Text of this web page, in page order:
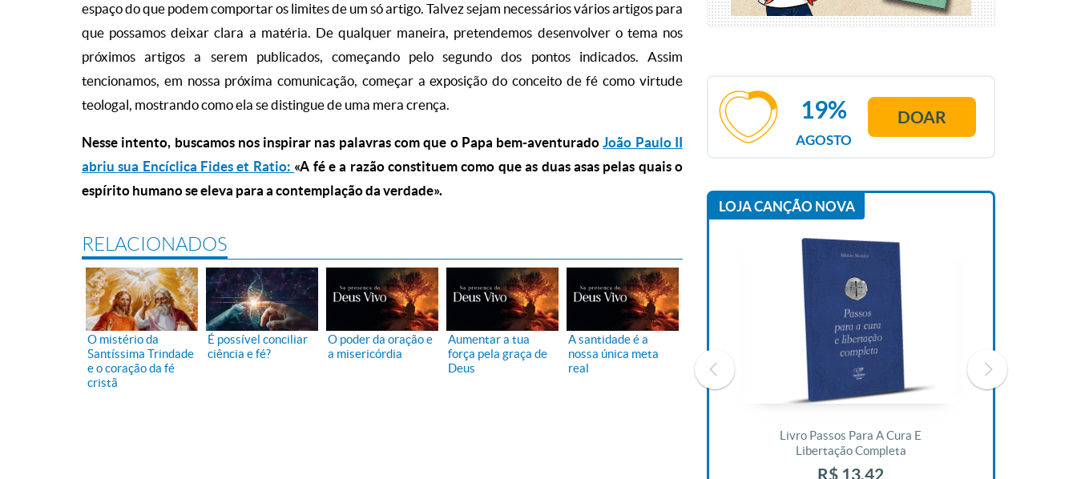
espaço do que podem comportar os limites de um só artigo. Talvez sejam necessários vários artigos para
que possamos deixar clara a matéria. De qualquer maneira, pretendemos desenvolver o tema nos
próximos artigos a serem publicados, começando pelo segundo dos pontos indicados. Assim
tencionamos, em nossa próxima comunicação, começar a exposição do conceito de fé como virtude
teologal, mostrando como ela se distingue de uma mera crença.
Nesse intento, buscamos nos inspirar nas palavras com que o Papa bem-aventuradoJoão Paulo II
abriu sua Encíclica Fides et Ratio: «A fé e a razão constituem como que as duas asas pelas quais o
espírito humano se eleva para a contemplação da verdade».
RELACIONADOS
O mistério da
Santíssima Trindade
e o coração da fé
cristã
É possível conciliar
ciência e fé?
O poder da oração e
a misericórdia
Aumentar a tua
força pela graça de
Deus
A santidade é a
nossa única meta
real
AGOSTO
19% DOAR
LOJA CANÇÃO NOVA
Livro Passos Para A Cura E
Libertação Completa
R$ 13,42